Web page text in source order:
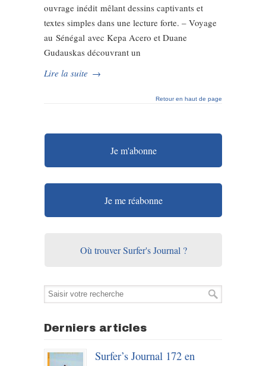
ouvrage inédit mêlant dessins captivants et
textes simples dans une lecture forte. – Voyage
au Sénégal avec Kepa Acero et Duane
Gudauskas découvrant un
Lire la suite →
Retour en haut de page
Je m'abonne
Je me réabonne
Où trouver Surfer's Journal ?
Derniers articles
Surfer’s Journal 172 en